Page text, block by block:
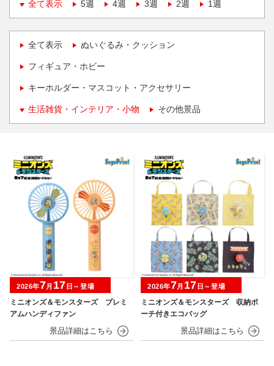
全て表示
5週 4週 3週 2週 1週
全て表示 ぬいぐるみ・クッション
フィギュア・ホビー
キーホルダー・マスコット・アクセサリー
生活雑貨・インテリア・小物 その他景品
ミニオンズ＆モンスターズ プレミ
アムハンディファン
2026年7月 17 日～登場
ミニオンズ＆モンスターズ 収納ポ
ーチ付きエコバッグ
2026年7月 17 日～登場